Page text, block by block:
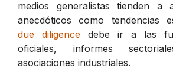
medios generalistas tienden a
anecdóticos como tendencias
due diligence debe ir a las
oficiales, informes
asociaciones industriales.